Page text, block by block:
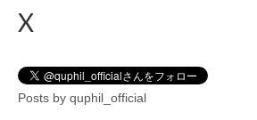
X
Posts by quphil_official